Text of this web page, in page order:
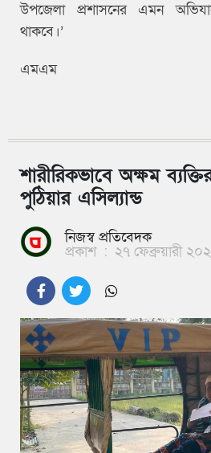
উপজেলা প্রশাসনের এমন
থাকবে।’
এমএম
শারীরিকভাবে অক্ষম
পুঠিয়ার এসিল্যান্ড
নিজস্ব প্রতিবেদক
প্রকাশ : ২৭ ফেব্রুয়ারী